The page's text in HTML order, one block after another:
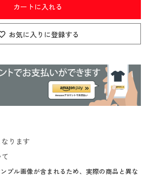
カートに入れる
お気に入りに登録する
ります
プル画像が含まれるため、実際の商品と異な